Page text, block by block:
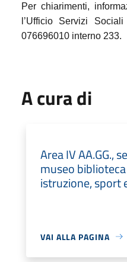
Per chiarimenti,
l’Ufficio Servizi
076696010 interno 233.
A cura di
Area IV AA.GG.,
museo
istruzione, sport
VAI ALLA PAGINA